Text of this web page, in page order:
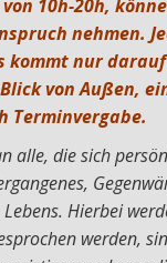
10h-20h,
nehmen.
nur
von Außen,
Terminvergabe.
alle, die sich
Hierbei
werden,